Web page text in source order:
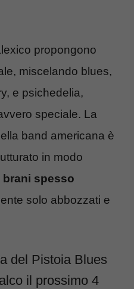
propongono
miscelando blues,
e psichedelia,
speciale. La
band americana è
in modo
spesso
solo abbozzati e
del Pistoia Blues
il prossimo 4